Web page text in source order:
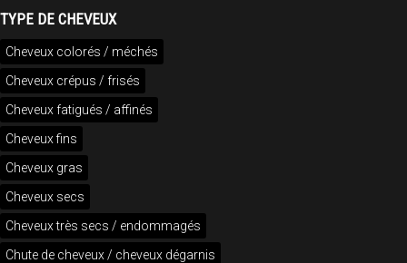
TYPE DE CHEVEUX
Cheveux colorés / méchés
Cheveux crépus / frisés
Cheveux fatigués / affinés
Cheveux fins
Cheveux gras
Cheveux secs
Cheveux très secs / endommagés
Chute de cheveux / cheveux dégarnis